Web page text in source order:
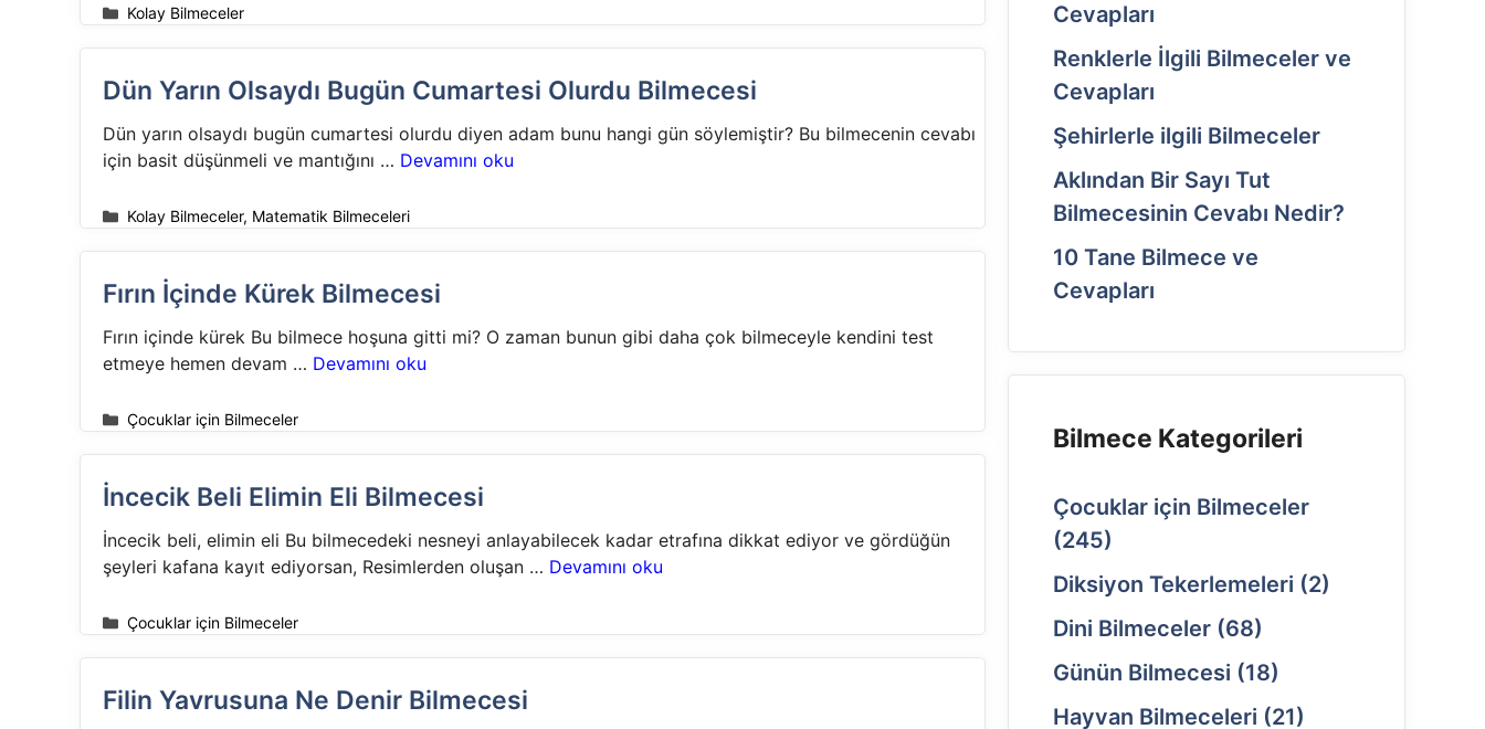
Kategoriler
Kolay Bilmeceler
Dün Yarın Olsaydı Bugün Cumartesi Olurdu Bilmecesi
Dün yarın olsaydı bugün cumartesi olurdu diyen adam bunu hangi gün söylemiştir? Bu bilmecenin cevabı
için basit düşünmeli ve mantığını … Devamını oku
Kategoriler
Kolay Bilmeceler, Matematik Bilmeceleri
Fırın İçinde Kürek Bilmecesi
Fırın içinde kürek Bu bilmece hoşuna gitti mi? O zaman bunun gibi daha çok bilmeceyle kendini test
etmeye hemen devam … Devamını oku
Kategoriler
Çocuklar için Bilmeceler
İncecik Beli Elimin Eli Bilmecesi
İncecik beli, elimin eli Bu bilmecedeki nesneyi anlayabilecek kadar etrafına dikkat ediyor ve gördüğün
şeyleri kafana kayıt ediyorsan, Resimlerden oluşan … Devamını oku
Kategoriler
Çocuklar için Bilmeceler
Filin Yavrusuna Ne Denir Bilmecesi
Cevapları
Renklerle İlgili Bilmeceler ve
Cevapları
Şehirlerle ilgili Bilmeceler
Aklından Bir Sayı Tut
Bilmecesinin Cevabı Nedir?
10 Tane Bilmece ve
Cevapları
Bilmece Kategorileri
Çocuklar için Bilmeceler
(245)
Diksiyon Tekerlemeleri (2)
Dini Bilmeceler (68)
Günün Bilmecesi (18)
Hayvan Bilmeceleri (21)